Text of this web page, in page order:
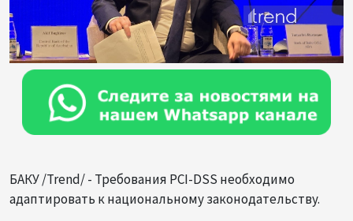
БАКУ /Trend/ - Требования PCI-DSS необходимо
адаптировать к национальному законодательству.